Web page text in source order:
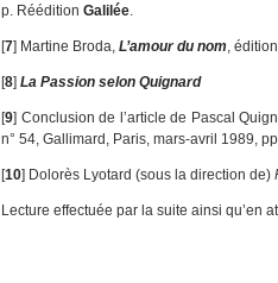
p. RééditionGalilée
[7] Martine Broda,L’amour du nom ,
[8]La Passion selon Quignard
[9] Conclusion de l’article de Pascal
n° 54, Gallimard, Paris, mars-avril 1989,
[10] Dolorès Lyotard (sous la direction de)
Lecture effectuée par la suite ainsi qu’en